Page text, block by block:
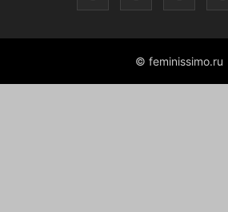
© feminissimo.ru